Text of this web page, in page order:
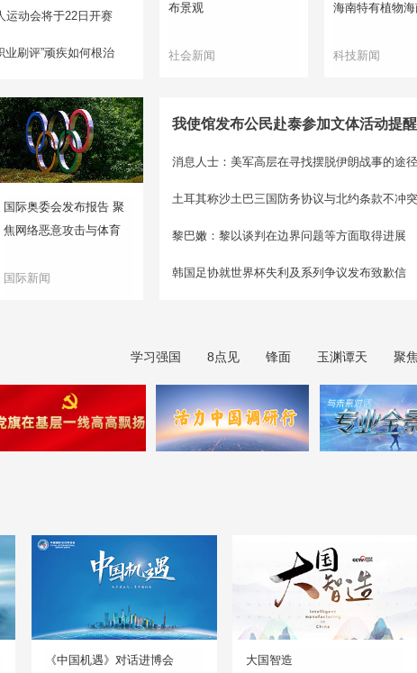
运动会将于22日开赛
业刷评”顽疾如何根治
布景观
社会新闻
海南特有植物
科技新闻
国际奥委会发布报告 聚
焦网络恶意攻击与体育
国际新闻
我使馆发布公民赴泰参加文体活动提醒
消息人士：美军高层在寻找摆脱伊朗战事的途径
土耳其称沙土巴三国防务协议与北约条款不冲突
黎巴嫩：黎以谈判在边界问题等方面取得进展
韩国足协就世界杯失利及系列争议发布致歉信
学习强国 8点见 锋面 玉渊谭天 聚
《中国机遇》对话进博会
大国智造